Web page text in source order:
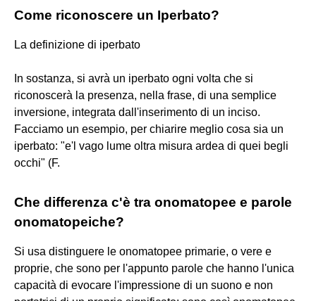
Come riconoscere un Iperbato?
La definizione di iperbato
In sostanza, si avrà un iperbato ogni volta che si
riconoscerà la presenza, nella frase, di una semplice
inversione, integrata dall'inserimento di un inciso.
Facciamo un esempio, per chiarire meglio cosa sia un
iperbato: "e'l vago lume oltra misura ardea di quei begli
occhi" (F.
Che differenza c'è tra onomatopee e parole
onomatopeiche?
Si usa distinguere le onomatopee primarie, o vere e
proprie, che sono per l'appunto parole che hanno l'unica
capacità di evocare l'impressione di un suono e non